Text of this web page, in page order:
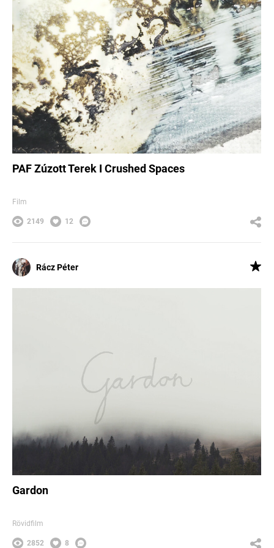
PAF Zúzott Terek I Crushed Spaces
Film
2149 12
Rácz Péter
Gardon
Rövidfilm
2852 8